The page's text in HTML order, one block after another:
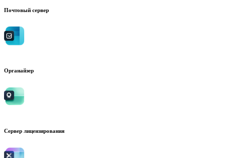
Почтовый сервер
Органайзер
Сервер лицензирования